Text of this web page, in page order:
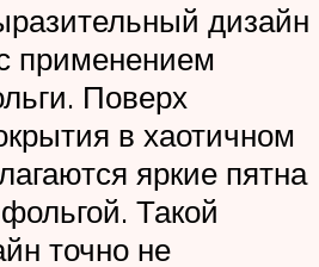
дизайн
применением
Поверх
в хаотичном
яркие пятна
Такой
точно не